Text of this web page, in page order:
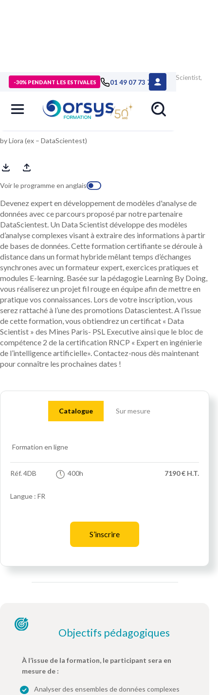
-30% PENDANT LES ESTIVALES 01 49 07 73 73
> Formations>Technologies numériques
Formation Data Scientist,
temps partiel (9 mois)
Data Scientist, temps partiel (9 mois)
by Liora (ex – DataScientest)
Voir le programme en anglais
Devenez expert en développement de modèles d'analyse de
données avec ce parcours proposé par notre partenaire
DataScientest. Un Data Scientist développe des modèles
d’analyse complexes visant à extraire des informations à partir
de bases de données. Cette formation certifiante se déroule à
distance dans un format hybride mêlant temps d’échanges
synchrones avec un formateur expert, exercices pratiques et
modules E-learning. Basée sur la pédagogie Learning By Doing,
vous réaliserez un projet fil rouge en équipe afin de mettre en
pratique vos connaissances. Lors de votre inscription, vous
serez rattaché à l’une des promotions Datascientest. A l’issue
de cette formation, vous obtiendrez un certificat « Data
Scientist » des Mines Paris- PSL Executive ainsi que le bloc de
compétence 2 de la certification RNCP « Expert en ingénierie
de l’intelligence artificielle». Contactez-nous dès maintenant
pour connaître les prochaines dates !
Catalogue Sur mesure
Formation en ligne
Réf.4DB 400h 7190 € H.T.
Langue : FR
S’inscrire
Objectifs pédagogiques
À l’issue de la formation, le participant sera en
mesure de :
Analyser des ensembles de données complexes